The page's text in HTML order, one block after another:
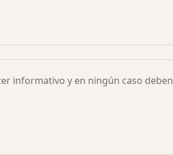
informativo y en ningún caso deben